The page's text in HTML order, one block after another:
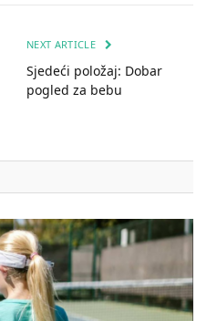
NEXT ARTICLE
Sjedeći položaj: Dobar
pogled za bebu